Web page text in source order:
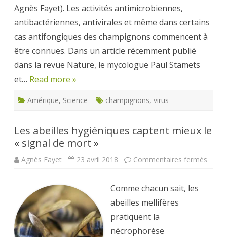
Agnès Fayet). Les activités antimicrobiennes,
antibactériennes, antivirales et même dans certains
cas antifongiques des champignons commencent à
être connues. Dans un article récemment publié
dans la revue Nature, le mycologue Paul Stamets
et… Read more »
Amérique, Science champignons, virus
Les abeilles hygiéniques captent mieux le
« signal de mort »
Agnès Fayet 23 avril 2018 Commentaires fermés
Comme chacun sait, les
abeilles mellifères
pratiquent la
nécrophorèse